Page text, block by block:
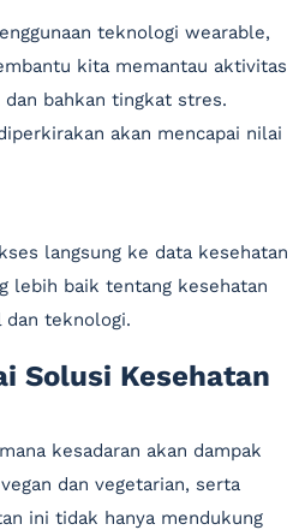
teknologi wearable,
kita memantau aktivitas
bahkan tingkat stres.
akan mencapai nilai
langsung ke data kesehatan
lebih baik tentang kesehatan
dan teknologi.
Solusi Kesehatan
kesadaran akan dampak
dan vegetarian, serta
ini tidak hanya mendukung